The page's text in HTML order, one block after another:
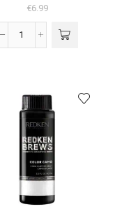
€6.99
10WG
EQ
Bonder
Inside
60ML
aantal